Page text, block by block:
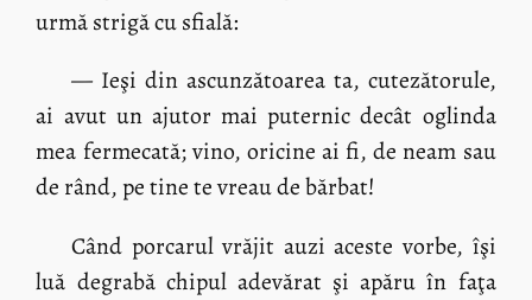
urmă strigă cu sfială:
— Ieşi din ascunzătoarea ta, cutezătorule,
ai avut un ajutor mai puternic decât oglinda
mea fermecată; vino, oricine ai fi, de neam sau
de rând, pe tine te vreau de bărbat!
Când porcarul vrăjit auzi aceste vorbe, îşi
luă degrabă chipul adevărat şi apăru în faţa